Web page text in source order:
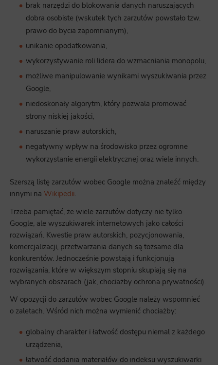
brak narzędzi do blokowania danych naruszających
dobra osobiste (wskutek tych zarzutów powstało tzw.
prawo do bycia zapomnianym),
unikanie opodatkowania,
wykorzystywanie roli lidera do wzmacniania monopolu,
możliwe manipulowanie wynikami wyszukiwania przez
Google,
niedoskonały algorytm, który pozwala promować
strony niskiej jakości,
naruszanie praw autorskich,
negatywny wpływ na środowisko przez ogromne
wykorzystanie energii elektrycznej oraz wiele innych.
Szerszą listę zarzutów wobec Google można znaleźć między
innymi na Wikipedii.
Trzeba pamiętać, że wiele zarzutów dotyczy nie tylko
Google, ale wyszukiwarek internetowych jako całości
rozwiązań. Kwestie praw autorskich, pozycjonowania,
komercjalizacji, przetwarzania danych są tożsame dla
konkurentów. Jednocześnie powstają i funkcjonują
rozwiązania, które w większym stopniu skupiają się na
wybranych obszarach (jak, chociażby ochrona prywatności).
W opozycji do zarzutów wobec Google należy wspomnieć
o zaletach. Wśród nich można wymienić chociażby:
globalny charakter i łatwość dostępu niemal z każdego
urządzenia,
łatwość dodania materiałów do indeksu wyszukiwarki